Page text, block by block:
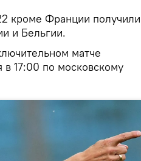
кроме Франции получили
и Бельгии.
матче
в 17:00 по московскому